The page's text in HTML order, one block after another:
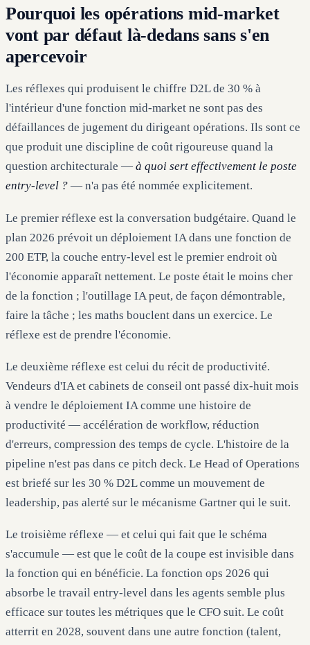
Pourquoi les opérations mid-market
vont par défaut là-dedans sans s'en
apercevoir
Les réflexes qui produisent le chiffre D2L de 30 % à
l'intérieur d'une fonction mid-market ne sont pas des
défaillances de jugement du dirigeant opérations. Ils sont ce
que produit une discipline de coût rigoureuse quand la
question architecturale — à quoi sert effectivement le poste
entry-level ? — n'a pas été nommée explicitement.
Le premier réflexe est la conversation budgétaire. Quand le
plan 2026 prévoit un déploiement IA dans une fonction de
200 ETP, la couche entry-level est le premier endroit où
l'économie apparaît nettement. Le poste était le moins cher
de la fonction ; l'outillage IA peut, de façon démontrable,
faire la tâche ; les maths bouclent dans un exercice. Le
réflexe est de prendre l'économie.
Le deuxième réflexe est celui du récit de productivité.
Vendeurs d'IA et cabinets de conseil ont passé dix-huit mois
à vendre le déploiement IA comme une histoire de
productivité — accélération de workflow, réduction
d'erreurs, compression des temps de cycle. L'histoire de la
pipeline n'est pas dans ce pitch deck. Le Head of Operations
est briefé sur les 30 % D2L comme un mouvement de
leadership, pas alerté sur le mécanisme Gartner qui le suit.
Le troisième réflexe — et celui qui fait que le schéma
s'accumule — est que le coût de la coupe est invisible dans
la fonction qui en bénéficie. La fonction ops 2026 qui
absorbe le travail entry-level dans les agents semble plus
efficace sur toutes les métriques que le CFO suit. Le coût
atterrit en 2028, souvent dans une autre fonction (talent,